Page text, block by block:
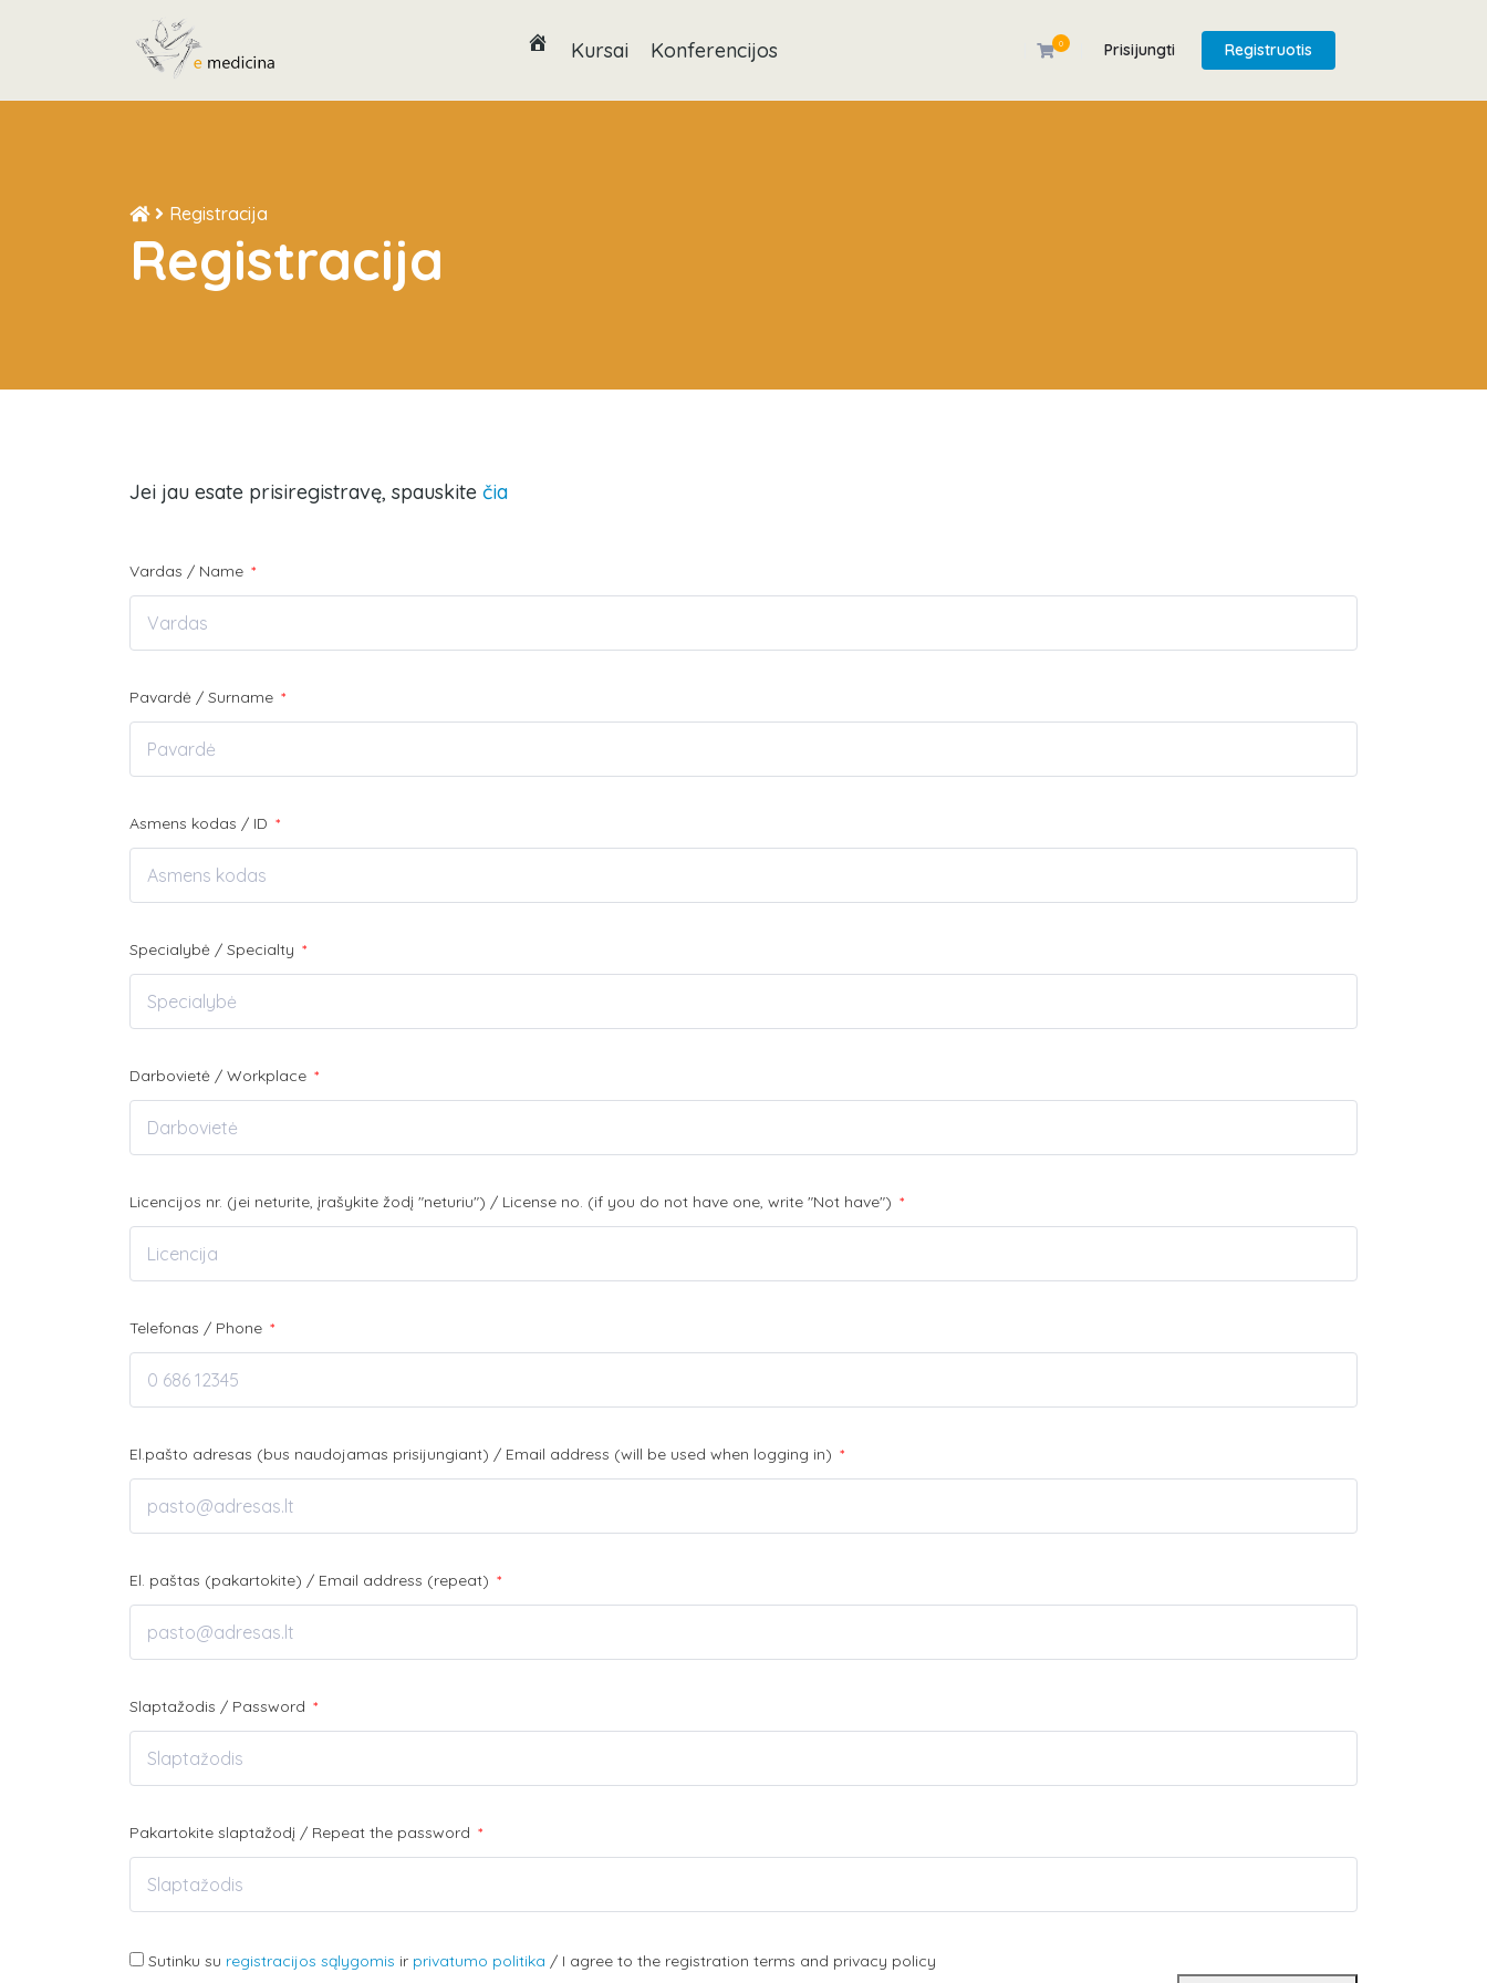
Kursai Konferencijos 0 Prisijungti Registruotis
Registracija
Registracija
Jei jau esate prisiregistravę, spauskite čia
Vardas / Name *
Pavardė / Surname *
Asmens kodas / ID *
Specialybė / Specialty *
Darbovietė / Workplace *
Licencijos nr. (jei neturite, įrašykite žodį "neturiu") / License no. (if you do not have one, write "Not have") *
Telefonas / Phone *
El.pašto adresas (bus naudojamas prisijungiant) / Email address (will be used when logging in) *
El. paštas (pakartokite) / Email address (repeat) *
Slaptažodis / Password *
Pakartokite slaptažodį / Repeat the password *
Sutinku su registracijos sąlygomis ir privatumo politika / I agree to the registration terms and privacy policy